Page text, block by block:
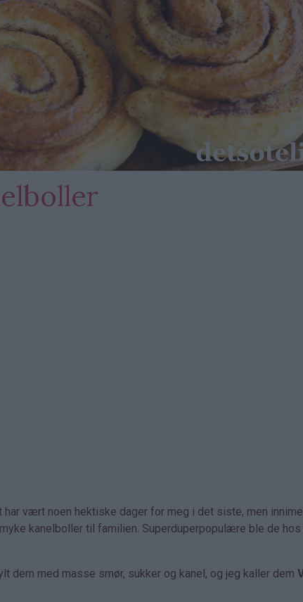
vært noen hektiske dager for meg i det siste, men
kanelboller til familien. Superduperpopulære ble de
dem med masse smør, sukker og kanel, og jeg kaller dem